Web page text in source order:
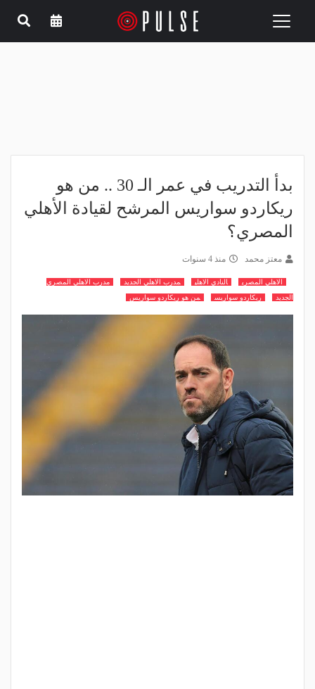
Toggle
بدأ التدريب في عمر الـ 30 .. من هو
ريكاردو سواريس المرشح لقيادة الأهلي
المصري؟
معتز محمد منذ 4 سنوات
الاهلي المصري النادي الاهلي مدرب الاهلي الجديد
مدرب الاهلي المصري
الجديد
ريكاردو سواريس من هو ريكاردو سواريس